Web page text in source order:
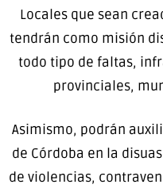
Locales que sean
tendrán como misión
todo tipo de faltas,
provinciales,
Asimismo, podrán
de Córdoba en la
de violencias,